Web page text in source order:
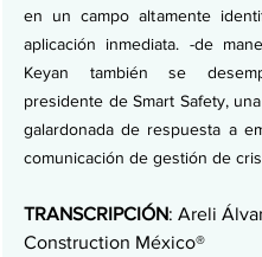
en un campo altamente
aplicación inmediata. -de
Keyan también se
presidente de Smart Safety,
galardonada de respuesta a
comunicación de gestión de
TRANSCRIPCIÓN: Areli
Construction México®